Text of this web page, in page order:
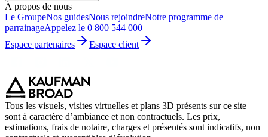
À propos de nous
Le GroupeNos guidesNous rejoindreNotre programme de
parrainageAppelez le 0 800 544 000
Espace partenaires
Espace client
Tous les visuels, visites virtuelles et plans 3D présents sur ce site
sont à caractère d’ambiance et non contractuels. Les prix,
estimations, frais de notaire, charges et présentés sont indicatifs, non